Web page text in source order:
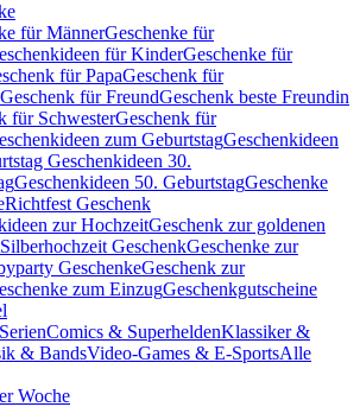
für MännerGeschenke für
für KinderGeschenke für
für PapaGeschenk für
Geschenk für FreundGeschenk beste Freundin
für SchwesterGeschenk für
zum GeburtstagGeschenkideen
Geschenkideen 30.
Geschenkideen 50. GeburtstagGeschenke
Richtfest Geschenk
zur HochzeitGeschenk zur goldenen
Silberhochzeit GeschenkGeschenke zur
GeschenkeGeschenk zur
zum EinzugGeschenkgutscheine
Comics & SuperheldenKlassiker &
& BandsVideo-Games & E-SportsAlle
Woche